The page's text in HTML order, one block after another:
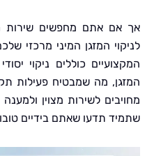
אתם מחפשים שירות מקצועי,
המזגן המיני מרכזי שלכם, פנו ל
כוללים ניקוי יסודי
מה שמבטיח פעילות תקינה
לשירות מצוין ולמענה
תדעו שאתם בידיים טובות.